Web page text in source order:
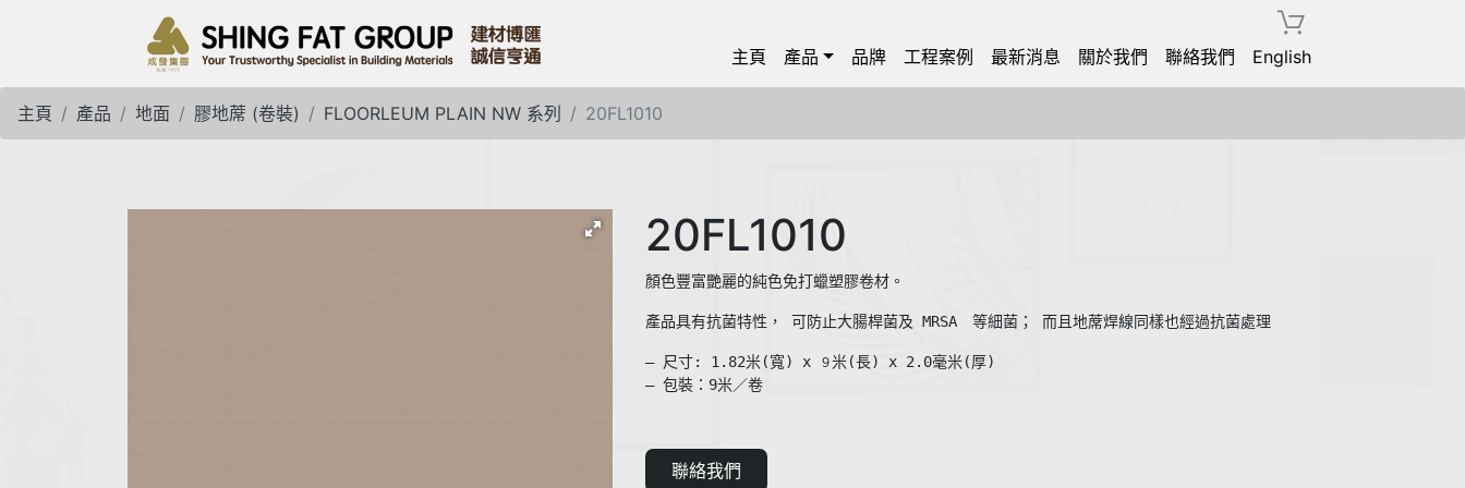
主頁 產品 品牌 工程案例 最新消息 關於我們 聯絡我們 English
主頁 產品 地面 膠地蓆 (卷裝) FLOORLEUM PLAIN NW 系列 20FL1010
20FL1010
產品具有抗菌特性， 可防止大腸桿菌及 MRSA　等細菌； 而且地蓆焊線同樣也經過抗菌處理
— 尺寸: 1.82米(寬) x ９米(長) x 2.0毫米(厚)
— 包裝：9米／卷
聯絡我們